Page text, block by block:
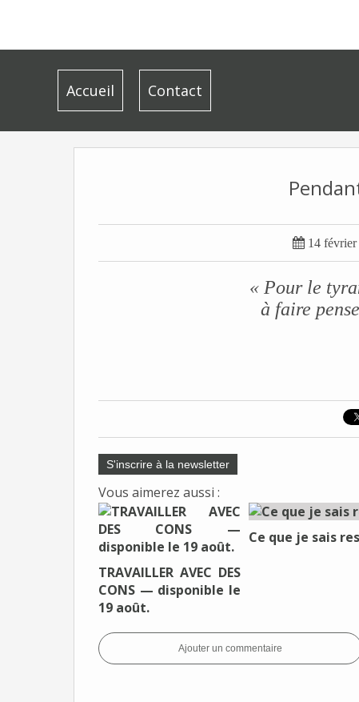
Accueil Contact
 14
« Pour le
à faire
S'inscrire à la newsletter
Vous aimerez aussi :
TRAVAILLER AVEC DES
CONS — disponible le
19 août.
Ce que je sais
Ajouter un commentaire